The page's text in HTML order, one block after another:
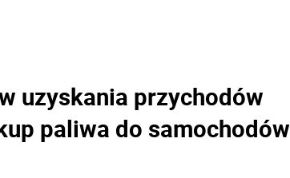
uzyskania przychodów
paliwa do samochodów